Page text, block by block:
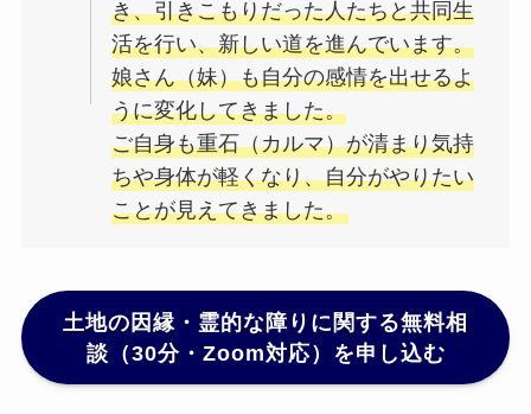
き、引きこもりだった人たちと共同生
活を行い、新しい道を進んでいます。
娘さん（妹）も自分の感情を出せるよ
うに変化してきました。
ご自身も重石（カルマ）が清まり気持
ちや身体が軽くなり、自分がやりたい
ことが見えてきました。
土地の因縁・霊的な障りに関する無料相
談（30分・Zoom対応）を申し込む